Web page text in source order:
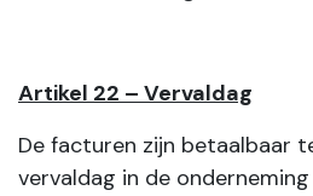
Artikel 22 – Vervaldag
De facturen zijn betaalbaar
vervaldag in de